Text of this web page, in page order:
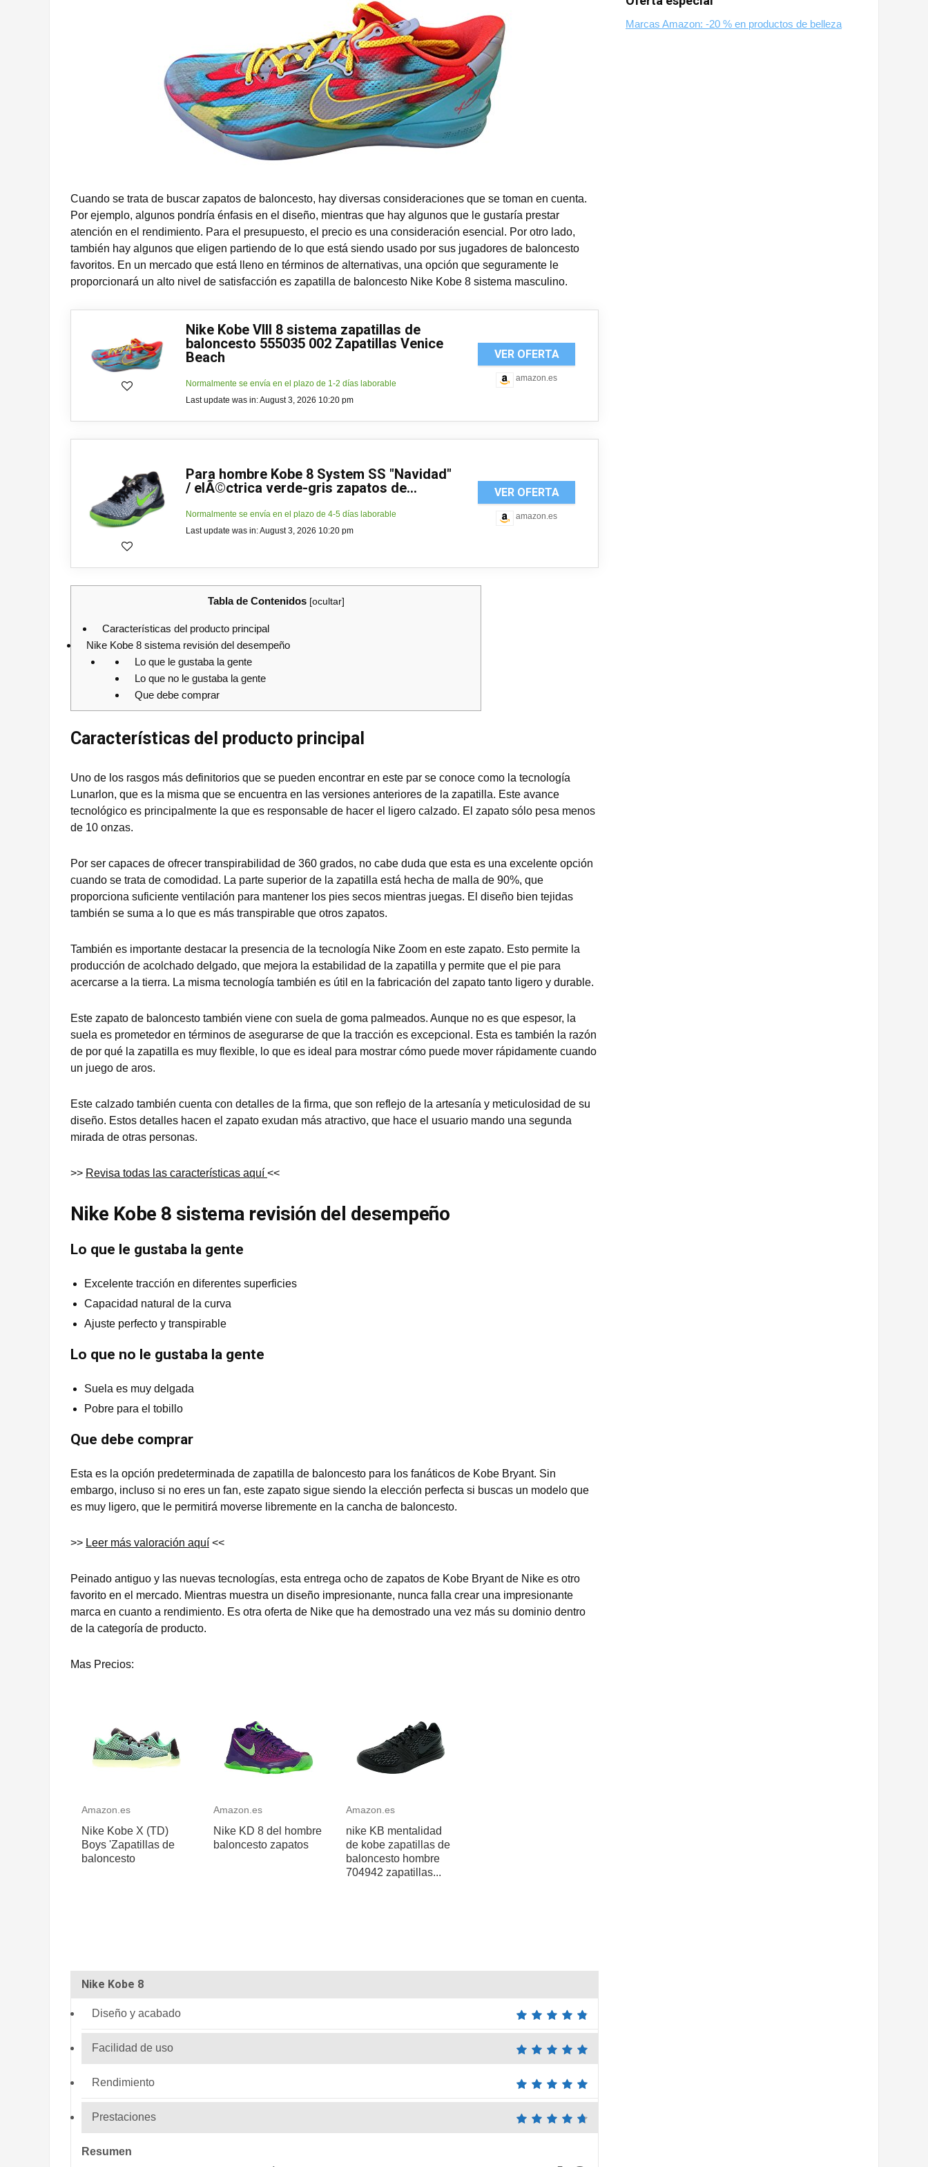
Cuando se trata de buscar zapatos de baloncesto, hay diversas consideraciones que se toman en cuenta.
Por ejemplo, algunos pondría énfasis en el diseño, mientras que hay algunos que le gustaría prestar
atención en el rendimiento. Para el presupuesto, el precio es una consideración esencial. Por otro lado,
también hay algunos que eligen partiendo de lo que está siendo usado por sus jugadores de baloncesto
favoritos. En un mercado que está lleno en términos de alternativas, una opción que seguramente le
proporcionará un alto nivel de satisfacción es zapatilla de baloncesto Nike Kobe 8 sistema masculino.
Nike Kobe VIII 8 sistema zapatillas de
baloncesto 555035 002 Zapatillas Venice
Beach
Normalmente se envía en el plazo de 1-2 días laborable
Last update was in: August 3, 2026 10:20 pm
VER OFERTA
amazon.es
Para hombre Kobe 8 System SS "Navidad"
/ elÃ©ctrica verde-gris zapatos de...
Normalmente se envía en el plazo de 4-5 días laborable
Last update was in: August 3, 2026 10:20 pm
VER OFERTA
amazon.es
Tabla de Contenidos [ocultar]
Características del producto principal
Nike Kobe 8 sistema revisión del desempeño
Lo que le gustaba la gente
Lo que no le gustaba la gente
Que debe comprar
Características del producto principal
Uno de los rasgos más definitorios que se pueden encontrar en este par se conoce como la tecnología
Lunarlon, que es la misma que se encuentra en las versiones anteriores de la zapatilla. Este avance
tecnológico es principalmente la que es responsable de hacer el ligero calzado. El zapato sólo pesa menos
de 10 onzas.
Por ser capaces de ofrecer transpirabilidad de 360 grados, no cabe duda que esta es una excelente opción
cuando se trata de comodidad. La parte superior de la zapatilla está hecha de malla de 90%, que
proporciona suficiente ventilación para mantener los pies secos mientras juegas. El diseño bien tejidas
también se suma a lo que es más transpirable que otros zapatos.
También es importante destacar la presencia de la tecnología Nike Zoom en este zapato. Esto permite la
producción de acolchado delgado, que mejora la estabilidad de la zapatilla y permite que el pie para
acercarse a la tierra. La misma tecnología también es útil en la fabricación del zapato tanto ligero y durable.
Este zapato de baloncesto también viene con suela de goma palmeados. Aunque no es que espesor, la
suela es prometedor en términos de asegurarse de que la tracción es excepcional. Esta es también la razón
de por qué la zapatilla es muy flexible, lo que es ideal para mostrar cómo puede mover rápidamente cuando
un juego de aros.
Este calzado también cuenta con detalles de la firma, que son reflejo de la artesanía y meticulosidad de su
diseño. Estos detalles hacen el zapato exudan más atractivo, que hace el usuario mando una segunda
mirada de otras personas.
>> Revisa todas las características aquí <<
Nike Kobe 8 sistema revisión del desempeño
Lo que le gustaba la gente
Excelente tracción en diferentes superficies
Capacidad natural de la curva
Ajuste perfecto y transpirable
Lo que no le gustaba la gente
Suela es muy delgada
Pobre para el tobillo
Que debe comprar
Esta es la opción predeterminada de zapatilla de baloncesto para los fanáticos de Kobe Bryant. Sin
embargo, incluso si no eres un fan, este zapato sigue siendo la elección perfecta si buscas un modelo que
es muy ligero, que le permitirá moverse libremente en la cancha de baloncesto.
>> Leer más valoración aquí <<
Peinado antiguo y las nuevas tecnologías, esta entrega ocho de zapatos de Kobe Bryant de Nike es otro
favorito en el mercado. Mientras muestra un diseño impresionante, nunca falla crear una impresionante
marca en cuanto a rendimiento. Es otra oferta de Nike que ha demostrado una vez más su dominio dentro
de la categoría de producto.
Mas Precios:
Amazon.es
Nike Kobe X (TD)
Boys 'Zapatillas de
baloncesto
Amazon.es
Nike KD 8 del hombre
baloncesto zapatos
Amazon.es
nike KB mentalidad
de kobe zapatillas de
baloncesto hombre
704942 zapatillas...
Nike Kobe 8
Diseño y acabado
Facilidad de uso
Rendimiento
Prestaciones
Resumen
Marcas Amazon: -20 % en productos de belleza